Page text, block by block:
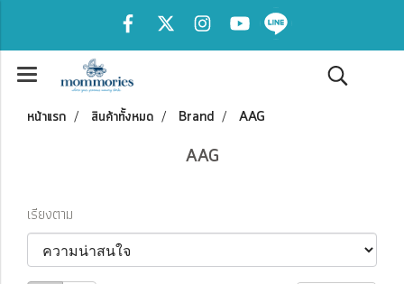
หน้าแรก สินค้าทั้งหมด Brand AAG
AAG
เรียงตาม